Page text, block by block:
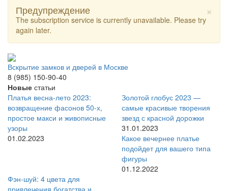
×
Предупреждение
The subscription service is currently unavailable. Please try
again later.
Вскрытие замков и дверей в Москве
8 (985) 150-90-40
Новые статьи
Платья весна-лето 2023:
возвращение фасонов 50-х,
простое макси и живописные
узоры
01.02.2023
Золотой глобус 2023 —
самые красивые творения
звезд с красной дорожки
31.01.2023
Какое вечернее платье
подойдет для вашего типа
фигуры
01.12.2022
Фэн-шуй: 4 цвета для